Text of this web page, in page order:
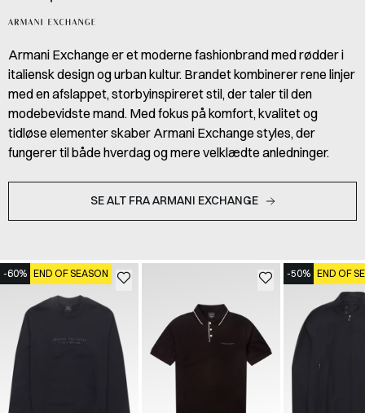
Armani Exchange er et moderne fashionbrand med rødder i
italiensk design og urban kultur. Brandet kombinerer rene linjer
med en afslappet, storbyinspireret stil, der taler til den
modebevidste mand. Med fokus på komfort, kvalitet og
tidløse elementer skaber Armani Exchange styles, der
fungerer til både hverdag og mere velklædte anledninger.
SE ALT FRA ARMANI EXCHANGE
-60% END OF SEASON -50% END OF